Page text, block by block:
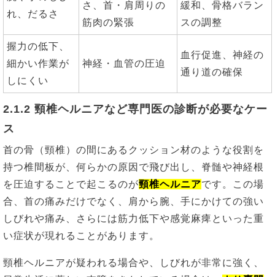
れ、だるさ
さ、首・肩周りの
筋肉の緊張
緩和、骨格バラン
スの調整
握力の低下、
細かい作業が
しにくい
神経・血管の圧迫
血行促進、神経の
通り道の確保
2.1.2 頸椎ヘルニアなど専門医の診断が必要なケー
ス
首の骨（頸椎）の間にあるクッション材のような役割を
持つ椎間板が、何らかの原因で飛び出し、脊髄や神経根
を圧迫することで起こるのが頸椎ヘルニアです。この場
合、首の痛みだけでなく、肩から腕、手にかけての強い
しびれや痛み、さらには筋力低下や感覚麻痺といった重
い症状が現れることがあります。
頸椎ヘルニアが疑われる場合や、しびれが非常に強く、